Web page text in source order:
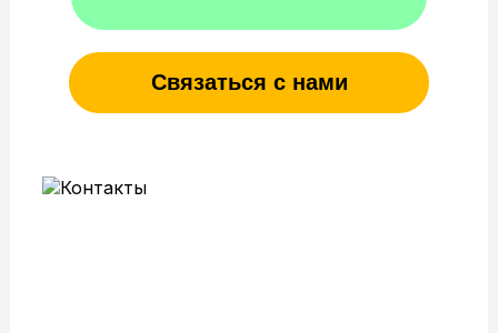
Связаться с нами